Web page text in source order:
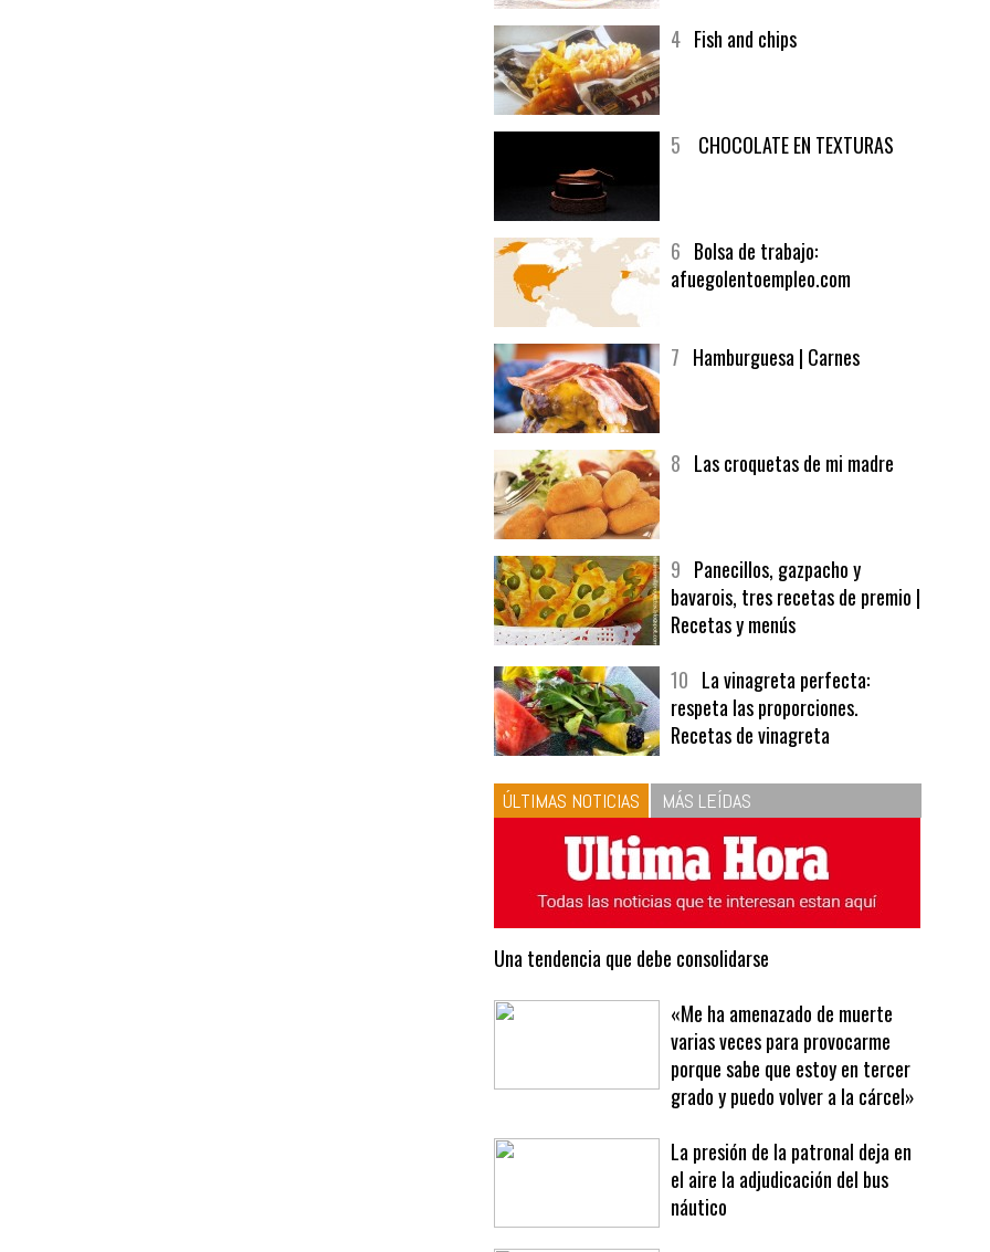
afuegolentoempleo.com
bavarois, tres recetas de premio |
Recetas y menús
respeta las proporciones.
Recetas de vinagreta
ÚLTIMAS NOTICIAS MÁS LEÍDAS
Una tendencia que debe consolidarse
«Me ha amenazado de muerte
porque sabe que estoy en tercer
grado y puedo volver a la cárcel»